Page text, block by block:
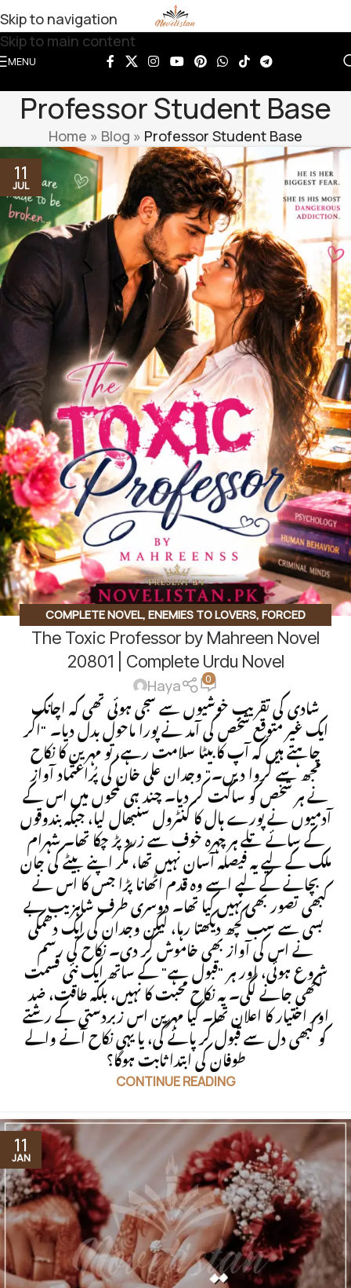
Skip to navigation
Skip to main content
MENU
Professor Student Base
Home » Blog » Professor Student Base
11
JUL
COMPLETE NOVEL, ENEMIES TO LOVERS, FORCED
MARRIAGE BASED,PROFESSOR STUDENT BASE
The Toxic Professor by Mahreen Novel
20801 | Complete Urdu Novel
Haya 0
شادی کی تقریب خوشیوں سے سجی ہوئی تھی کہ اچانک
ایک غیر متوقع شخص کی آمد نے پورا ماحول بدل دیا۔ "اگر
چاہتے ہیں کہ آپ کا بیٹا سلامت رہے، تو مہرین کا نکاح
مجھ سے کروا دیں۔" وجدان علی خان کی پُراعتماد آواز
نے ہر شخص کو ساکت کر دیا۔ چند ہی لمحوں میں اس کے
آدمیوں نے پورے ہال کا کنٹرول سنبھال لیا، جبکہ بندوقوں
کے سائے تلے ہر چہرہ خوف سے زرد پڑ چکا تھا۔ شہرام
ملک کے لیے یہ فیصلہ آسان نہیں تھا، مگر اپنے بیٹے کی جان
بچانے کے لیے اسے وہ قدم اٹھانا پڑا جس کا اس نے
کبھی تصور بھی نہیں کیا تھا۔ دوسری طرف شاہزیب بے
بسی سے سب کچھ دیکھتا رہا، لیکن وجدان کی ایک دھمکی
نے اس کی آواز بھی خاموش کر دی۔ نکاح کی رسم
شروع ہوئی، اور ہر "قبول ہے" کے ساتھ ایک نئی قسمت
لکھی جانے لگی۔ یہ نکاح محبت کا نہیں، بلکہ طاقت، ضد
اور اختیار کا اعلان تھا۔ کیا مہرین اس زبردستی کے رشتے
کو کبھی دل سے قبول کر پائے گی، یا یہی نکاح آنے والے
طوفان کی ابتدا ثابت ہوگا؟
CONTINUE READING
11
JAN